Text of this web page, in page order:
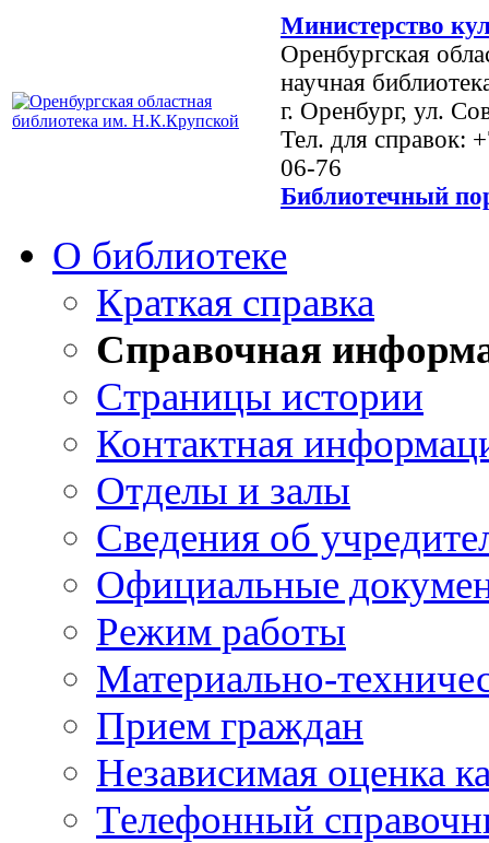
Министерство
Оренбургская
научная
г. Оренбург, ул.
Тел. для справок:
06-76
Библиотечный
О библиотеке
Краткая справка
Справочная
Страницы истории
Контактная
Отделы и залы
Сведения об
Официальные
Режим работы
Материально-
Прием граждан
Независимая оценка
Телефонный